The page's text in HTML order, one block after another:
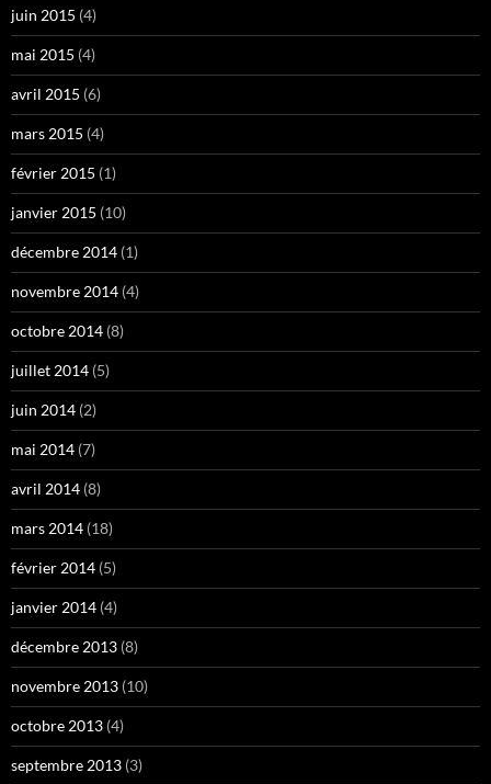
juin 2015 (4)
mai 2015 (4)
avril 2015 (6)
mars 2015 (4)
février 2015 (1)
janvier 2015 (10)
décembre 2014 (1)
novembre 2014 (4)
octobre 2014 (8)
juillet 2014 (5)
juin 2014 (2)
mai 2014 (7)
avril 2014 (8)
mars 2014 (18)
février 2014 (5)
janvier 2014 (4)
décembre 2013 (8)
novembre 2013 (10)
octobre 2013 (4)
septembre 2013 (3)